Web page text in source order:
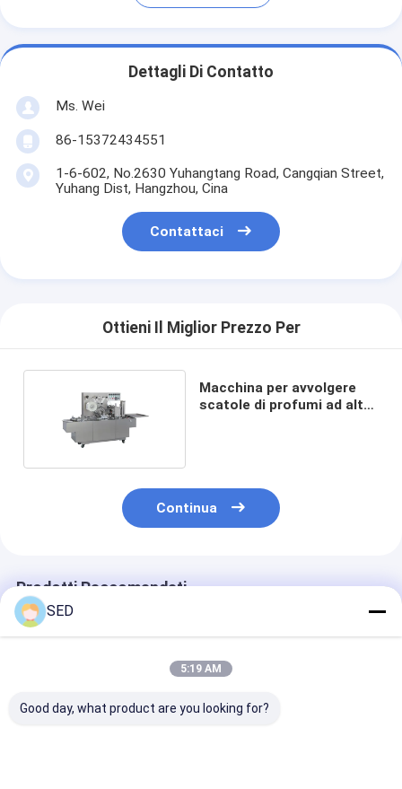
Dettagli Di Contatto
Ms. Wei
86-15372434551
1-6-602, No.2630 Yuhangtang Road, Cangqian Street,
Yuhang Dist, Hangzhou, Cina
Contattaci
Ottieni Il Miglior Prezzo Per
Macchina per avvolgere
scatole di profumi ad alta
Continua
Prodotti Raccomandati
SED
5:19 AM
Good day, what product are you looking for?